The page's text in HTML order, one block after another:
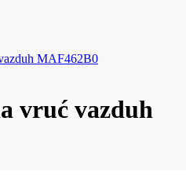
MAF462B0
vruć vazduh